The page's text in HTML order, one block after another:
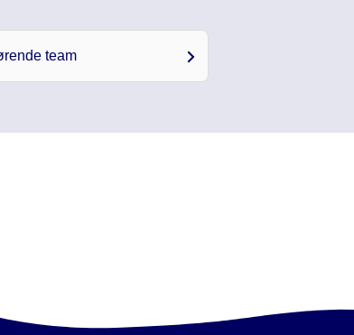
team